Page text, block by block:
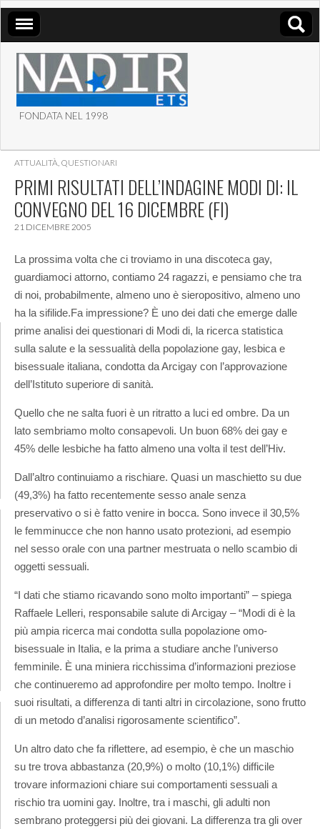
ASSOCIAZIONE NADIR
ETS
FONDATA NEL 1998
ATTUALITÀ, QUESTIONARI
PRIMI RISULTATI DELL’INDAGINE MODI DI: IL
CONVEGNO DEL 16 DICEMBRE (FI)
21 DICEMBRE 2005
La prossima volta che ci troviamo in una discoteca gay,
guardiamoci attorno, contiamo 24 ragazzi, e pensiamo che tra
di noi, probabilmente, almeno uno è sieropositivo, almeno uno
ha la sifilide.Fa impressione? È uno dei dati che emerge dalle
prime analisi dei questionari di Modi di, la ricerca statistica
sulla salute e la sessualità della popolazione gay, lesbica e
bisessuale italiana, condotta da Arcigay con l’approvazione
dell’Istituto superiore di sanità.
Quello che ne salta fuori è un ritratto a luci ed ombre. Da un
lato sembriamo molto consapevoli. Un buon 68% dei gay e
45% delle lesbiche ha fatto almeno una volta il test dell’Hiv.
Dall’altro continuiamo a rischiare. Quasi un maschietto su due
(49,3%) ha fatto recentemente sesso anale senza
preservativo o si è fatto venire in bocca. Sono invece il 30,5%
le femminucce che non hanno usato protezioni, ad esempio
nel sesso orale con una partner mestruata o nello scambio di
oggetti sessuali.
“I dati che stiamo ricavando sono molto importanti” – spiega
Raffaele Lelleri, responsabile salute di Arcigay – “Modi di è la
più ampia ricerca mai condotta sulla popolazione omo-
bisessuale in Italia, e la prima a studiare anche l’universo
femminile. È una miniera ricchissima d’informazioni preziose
che continueremo ad approfondire per molto tempo. Inoltre i
suoi risultati, a differenza di tanti altri in circolazione, sono frutto
di un metodo d’analisi rigorosamente scientifico”.
Un altro dato che fa riflettere, ad esempio, è che un maschio
su tre trova abbastanza (20,9%) o molto (10,1%) difficile
trovare informazioni chiare sui comportamenti sessuali a
rischio tra uomini gay. Inoltre, tra i maschi, gli adulti non
sembrano proteggersi più dei giovani. La differenza tra gli over